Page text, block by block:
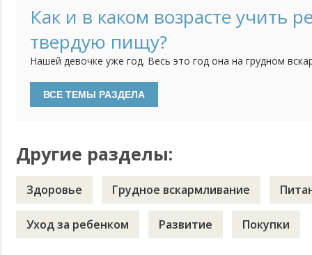
пожилая старой закалки порекомендовала самим дома
магазином молоке с маслом и солью, но без сахара и
Как и в каком возрасте учить
твердую пищу?
Нашей девочке уже год. Весь это год она на грудном
гомогенную консистенцию. Понимаем пора переходить
прикорм. Пробовали давать еду, размельченную вилкой,
Другие разделы:
Здоровье Грудное вскармливание
Уход за ребенком Развитие Покупки